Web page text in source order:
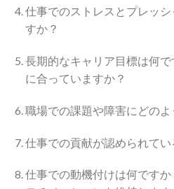
仕事でのストレスとプレッ
すか？
長期的なキャリア目標は何
に合っていますか？
職場での課題や障害にどの
仕事での貢献が認められてい
仕事での動機付けは何です